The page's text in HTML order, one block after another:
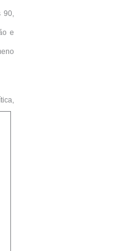
90,
e